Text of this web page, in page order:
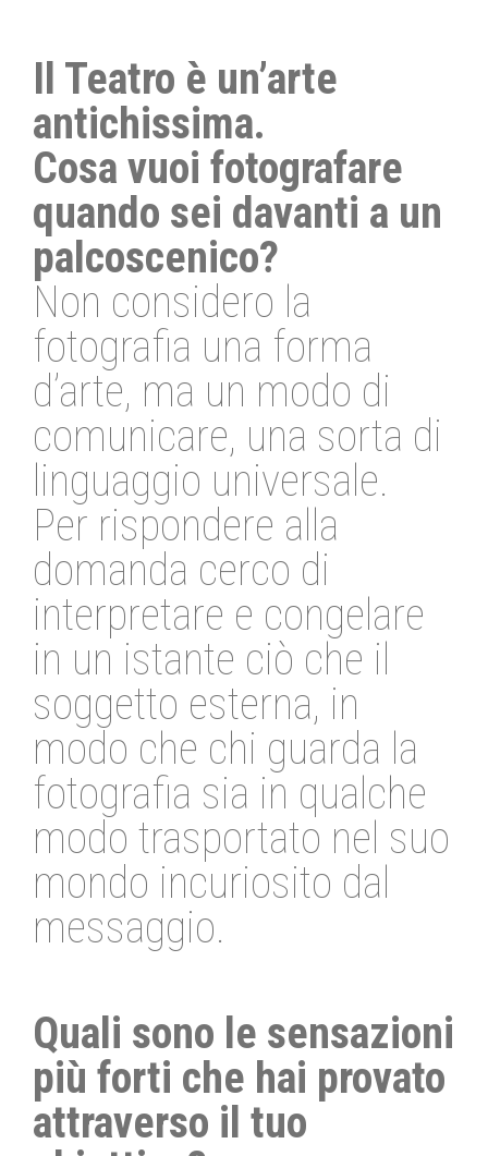
Il Teatro è un’arte
antichissima.
Cosa vuoi fotografare
quando sei davanti a un
palcoscenico?
Non considero la
fotografia una forma
d’arte, ma un modo di
comunicare, una sorta di
linguaggio universale.
Per rispondere alla
domanda cerco di
interpretare e congelare
in un istante ciò che il
soggetto esterna, in
modo che chi guarda la
fotografia sia in qualche
modo trasportato nel suo
mondo incuriosito dal
messaggio.
Quali sono le sensazioni
più forti che hai provato
attraverso il tuo